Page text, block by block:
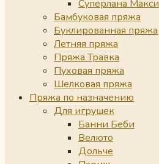
Суперлана Макси
Бамбуковая пряжа
Буклированная пряжа
Летняя пряжа
Пряжа Травка
Пуховая пряжа
Шелковая пряжа
Пряжа по назначению
Для игрушек
Банни Беби
Велюто
Дольче